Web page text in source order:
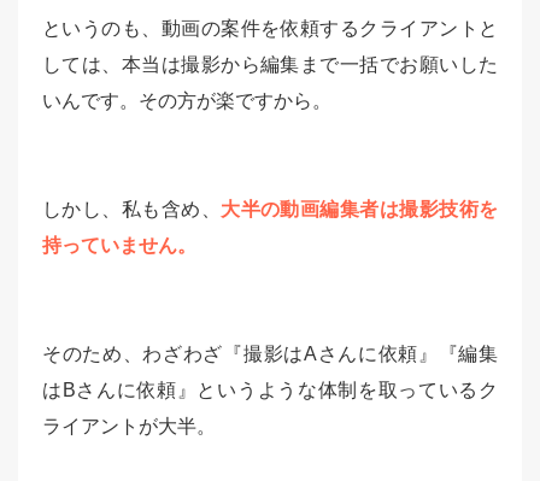
というのも、動画の案件を依頼するクライアントと
しては、本当は撮影から編集まで一括でお願いした
いんです。その方が楽ですから。
しかし、私も含め、 大半の動画編集者は撮影技術を
持っていません。
そのため、わざわざ『撮影はAさんに依頼』『編集
はBさんに依頼』というような体制を取っているク
ライアントが大半。